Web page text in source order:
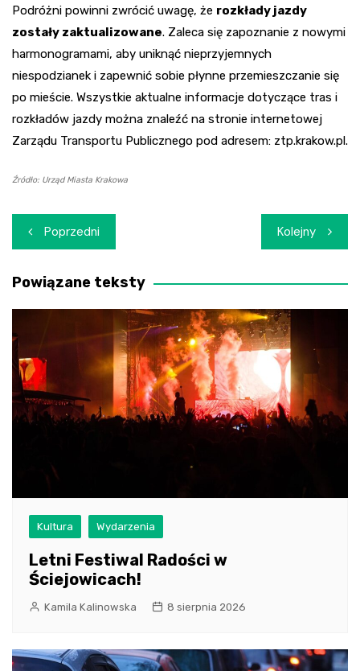
Podróżni powinni zwrócić uwagę, że rozkłady jazdy
zostały zaktualizowane. Zaleca się zapoznanie z nowymi
harmonogramami, aby uniknąć nieprzyjemnych
niespodzianek i zapewnić sobie płynne przemieszczanie się
po mieście. Wszystkie aktualne informacje dotyczące tras i
rozkładów jazdy można znaleźć na stronie internetowej
Zarządu Transportu Publicznego pod adresem: ztp.krakow.pl.
Źródło: Urząd Miasta Krakowa
Nawigacja
wpisu
Poprzedni Kolejny
Powiązane teksty
Kultura Wydarzenia
Letni Festiwal Radości w
Ściejowicach!
Kamila Kalinowska 8 sierpnia 2026